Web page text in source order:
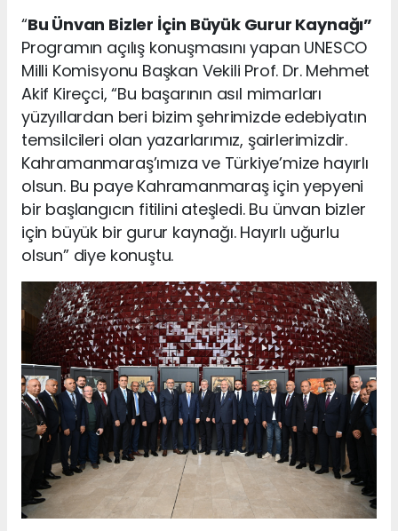
“Bu Ünvan Bizler İçin Büyük Gurur Kaynağı”
Programın açılış konuşmasını yapan UNESCO
Milli Komisyonu Başkan Vekili Prof. Dr. Mehmet
Akif Kireçci, “Bu başarının asıl mimarları
yüzyıllardan beri bizim şehrimizde edebiyatın
temsilcileri olan yazarlarımız, şairlerimizdir.
Kahramanmaraş’ımıza ve Türkiye’mize hayırlı
olsun. Bu paye Kahramanmaraş için yepyeni
bir başlangıcın fitilini ateşledi. Bu ünvan bizler
için büyük bir gurur kaynağı. Hayırlı uğurlu
olsun” diye konuştu.